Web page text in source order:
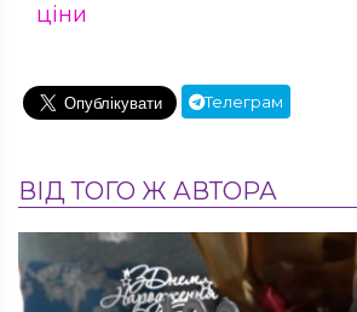
ціни
Телеграм
ВІД ТОГО Ж АВТОРА